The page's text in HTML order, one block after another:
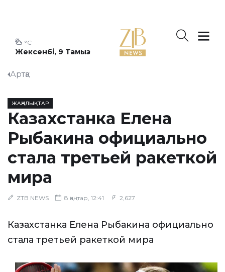
Жексенбі, 9 Тамыз
°C
Артқа
ЖАҢАЛЫҚТАР
Казахстанка Елена
Рыбакина официально
стала третьей ракеткой
мира
ZTB NEWS 8 қаңтар, 12:41 2,627
Казахстанка Елена Рыбакина официально
стала третьей ракеткой мира